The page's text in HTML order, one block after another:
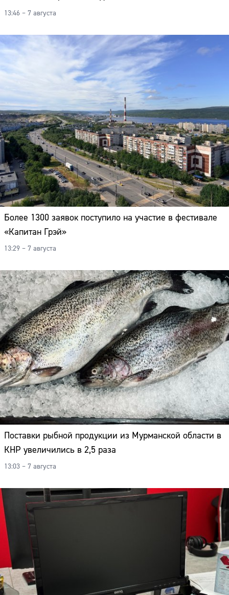
13:46 – 7 августа
Более 1300 заявок поступило на участие в фестивале
«Капитан Грэй»
13:29 – 7 августа
Поставки рыбной продукции из Мурманской области в
КНР увеличились в 2,5 раза
13:03 – 7 августа